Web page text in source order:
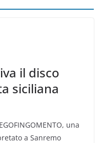
il disco
siciliana
una
a Sanremo